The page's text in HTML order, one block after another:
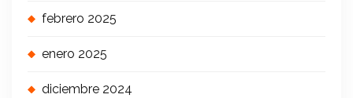
febrero 2025
enero 2025
diciembre 2024